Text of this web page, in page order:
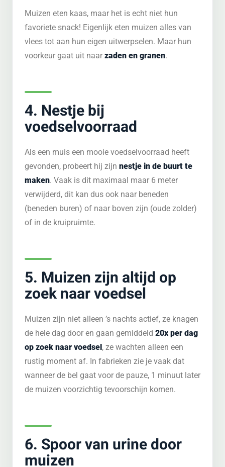
Muizen eten kaas, maar het is echt niet hun
favoriete snack! Eigenlijk eten muizen alles van
vlees tot aan hun eigen uitwerpselen. Maar hun
voorkeur gaat uit naar zaden en granen.
4. Nestje bij
voedselvoorraad
Als een muis een mooie voedselvoorraad heeft
gevonden, probeert hij zijn nestje in de buurt te
maken. Vaak is dit maximaal maar 6 meter
verwijderd, dit kan dus ook naar beneden
(beneden buren) of naar boven zijn (oude zolder)
of in de kruipruimte.
5. Muizen zijn altijd op
zoek naar voedsel
Muizen zijn niet alleen ’s nachts actief, ze knagen
de hele dag door en gaan gemiddeld 20x per dag
op zoek naar voedsel, ze wachten alleen een
rustig moment af. In fabrieken zie je vaak dat
wanneer de bel gaat voor de pauze, 1 minuut later
de muizen voorzichtig tevoorschijn komen.
6. Spoor van urine door
muizen